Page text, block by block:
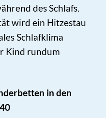
des Schlafs.
wird ein Hitzestau
Schlafklima
Kind rundum
in den